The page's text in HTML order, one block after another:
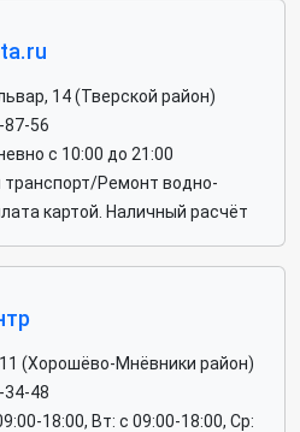
14 (Тверской район)
87-56
с 10:00 до 21:00
транспорт/Ремонт водно-
картой. Наличный расчёт
(Хорошёво-Мнёвники район)
34-48
18:00, Вт: c 09:00-18:00, Ср: